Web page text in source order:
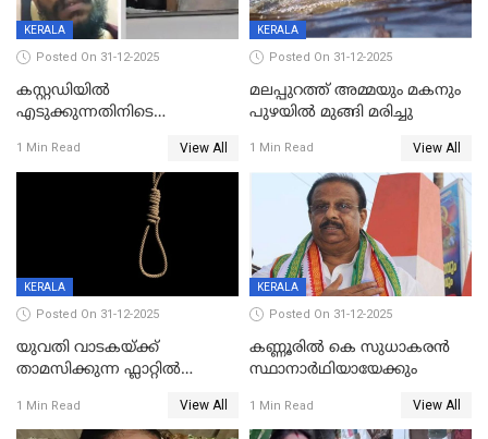
KERALA
Posted On 31-12-2025
കസ്റ്റഡിയിൽ
എടുക്കുന്നതിനിടെ
വധശ്രമക്കേസ് പ്രതി പിടിയിൽ
1 Min Read View All
KERALA
Posted On 31-12-2025
മലപ്പുറത്ത് അമ്മയും മകനും
പുഴയിൽ മുങ്ങി മരിച്ചു
1 Min Read View All
KERALA
Posted On 31-12-2025
യുവതി വാടകയ്ക്ക്
താമസിക്കുന്ന ഫ്ലാറ്റില്‍
സംഭവം കൈതപ്പൊയിലില്‍
1 Min Read View All
KERALA
Posted On 31-12-2025
കണ്ണൂരിൽ കെ സുധാകരൻ
സ്ഥാനാർഥിയായേക്കും
1 Min Read View All